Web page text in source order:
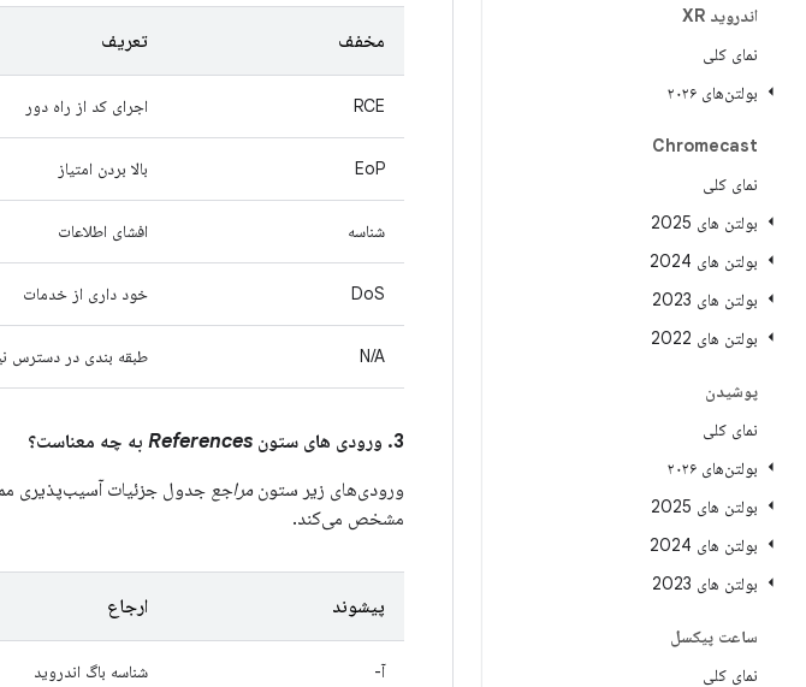
اندروید XR
نمای کلی
بولتن‌های ۲۰۲۶
Chromecast
نمای کلی
بولتن های 2025
بولتن های 2024
بولتن های 2023
بولتن های 2022
پوشیدن
نمای کلی
بولتن‌های ۲۰۲۶
بولتن های 2025
بولتن های 2024
بولتن های 2023
ساعت پیکسل
نمای کلی
مخفف تعریف
RCE اجرای کد از راه دور
EoP بالا بردن امتیاز
شناسه افشای اطلاعات
DoS خود داری از خدمات
N/A طبقه بندی در دسترس
3. ورودی های ستون References به چه معناست؟
ورودی‌های زیر ستون مراجع جدول جزئیات آسیب‌پذیری
مشخص می‌کند.
پیشوند ارجاع
آ- شناسه باگ اندروید